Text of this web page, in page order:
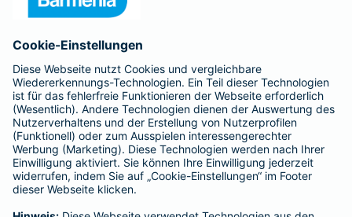
Barmenia ist Teil der BarmeniaGothaer
BELIEBTE SEITEN
Kranken-Zusatzversicherung
Tierversicherungen
Haftpflichtversicherung
Hausratversicherung